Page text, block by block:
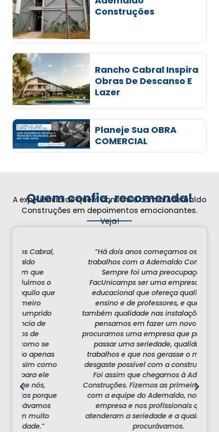
Construções
Rancho Cabral Inspira
Obras De Descanso E
Lazer
Planeje Sua OBRA
COMERCIAL
Quem confia, recomenda!
A experiência de quem construiu com a Ademaldo
Construções em depoimentos emocionantes.
Veja!
“Há dois anos começamos os nossos
trabalhos com a Ademaldo Construções.
Sempre foi uma preocupação da
FacUnicamps ser uma empresa na área
educacional que ofereça qualidade de
ensino e de professores, e que tenha
também qualidade nas instalações. Quando
pensamos em fazer um novo prédio,
procuramos uma empresa que pudesse nos
passar uma seriedade, qualidade nos
trabalhos e que nos gerasse o mínimo de
desgaste possível com a construção em si.
Foi assim que chegamos à Ademaldo
Construções. Fizemos as primeiras reuniões
com a equipe do Ademaldo, notamos na
empresa e nos profissionais que nos
atenderam a seriedade e a qualidade que
procurávamos.